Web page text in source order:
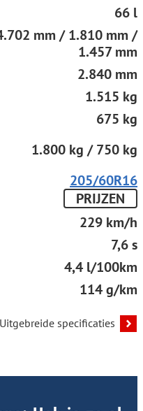
66 l
mm / 1.810 mm /
1.457 mm
2.840 mm
1.515 kg
675 kg
1.800 kg / 750 kg
205/60R16
PRIJZEN
229 km/h
7,6 s
4,4 l/100km
114 g/km
Uitgebreide specificaties